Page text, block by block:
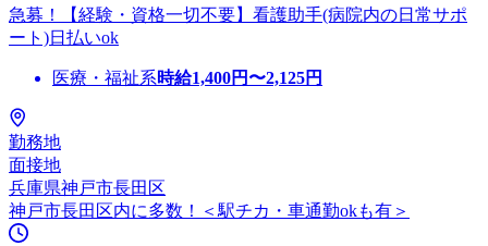
急募！【経験・資格一切不要】看護助手(病院内の日常サポ
ート)日払いok
医療・福祉系時給1,400円〜2,125円
勤務地
面接地
兵庫県神戸市長田区
神戸市長田区内に多数！＜駅チカ・車通勤okも有＞